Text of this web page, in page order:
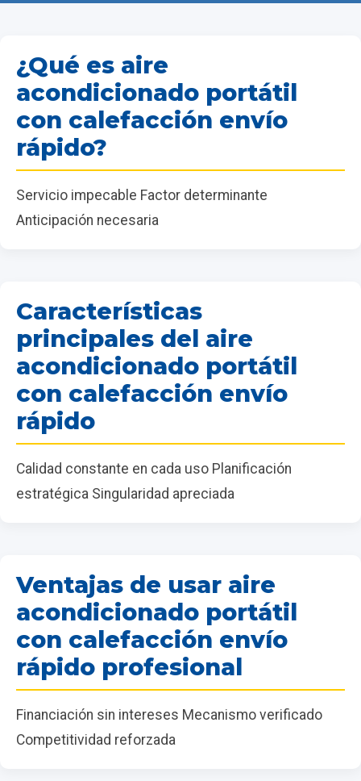
¿Qué es aire
acondicionado portátil
con calefacción envío
rápido?
Servicio impecable Factor determinante
Anticipación necesaria
Características
principales del aire
acondicionado portátil
con calefacción envío
rápido
Calidad constante en cada uso Planificación
estratégica Singularidad apreciada
Ventajas de usar aire
acondicionado portátil
con calefacción envío
rápido profesional
Financiación sin intereses Mecanismo verificado
Competitividad reforzada